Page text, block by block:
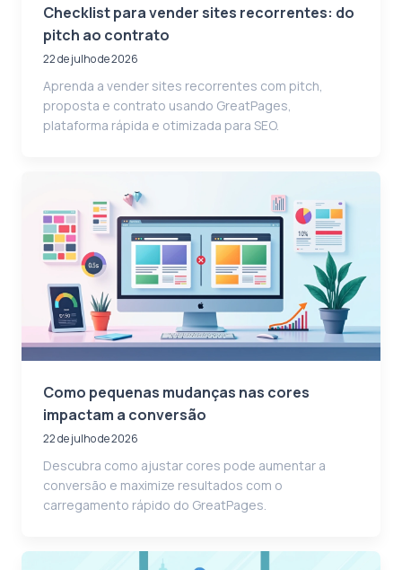
Checklist para vender sites recorrentes: do
pitch ao contrato
22 de julho de 2026
Aprenda a vender sites recorrentes com pitch,
proposta e contrato usando GreatPages,
plataforma rápida e otimizada para SEO.
Como pequenas mudanças nas cores
impactam a conversão
22 de julho de 2026
Descubra como ajustar cores pode aumentar a
conversão e maximize resultados com o
carregamento rápido do GreatPages.